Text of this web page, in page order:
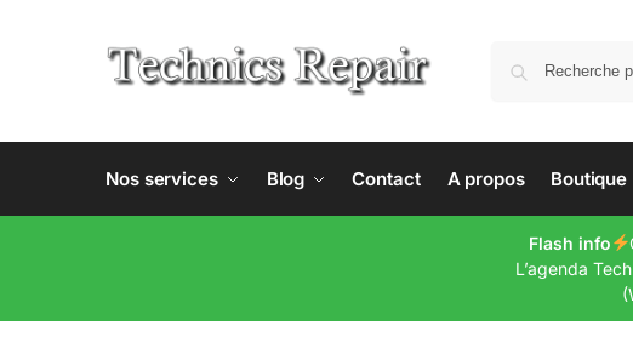
Nos services Blog Contact A propos Boutique
Flash info
L’agenda